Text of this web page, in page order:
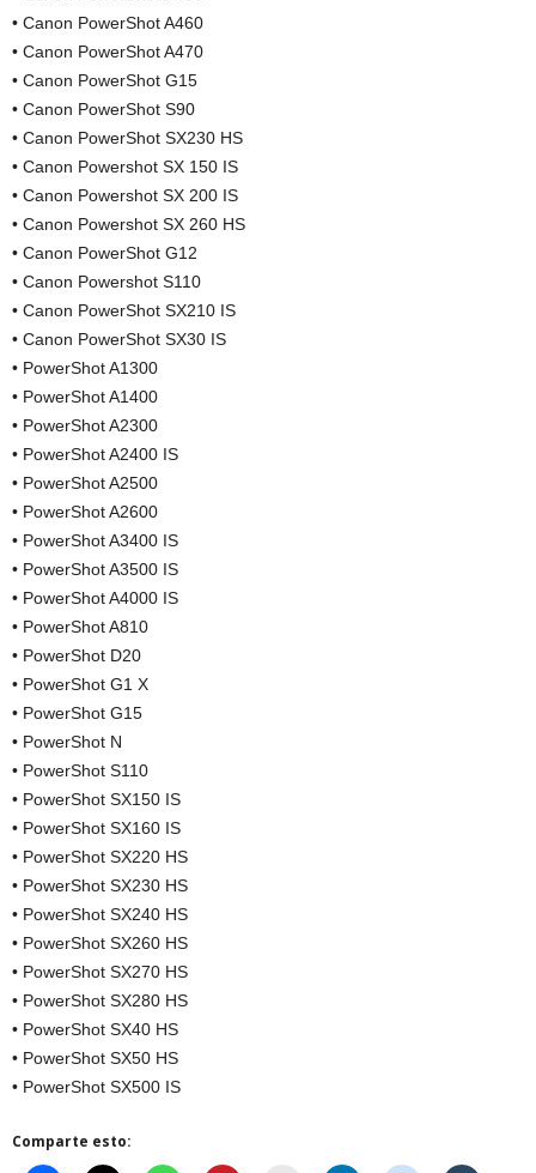
• Canon PowerShot A460
• Canon PowerShot A470
• Canon PowerShot G15
• Canon PowerShot S90
• Canon PowerShot SX230 HS
• Canon Powershot SX 150 IS
• Canon Powershot SX 200 IS
• Canon Powershot SX 260 HS
• Canon PowerShot G12
• Canon Powershot S110
• Canon PowerShot SX210 IS
• Canon PowerShot SX30 IS
• PowerShot A1300
• PowerShot A1400
• PowerShot A2300
• PowerShot A2400 IS
• PowerShot A2500
• PowerShot A2600
• PowerShot A3400 IS
• PowerShot A3500 IS
• PowerShot A4000 IS
• PowerShot A810
• PowerShot D20
• PowerShot G1 X
• PowerShot G15
• PowerShot N
• PowerShot S110
• PowerShot SX150 IS
• PowerShot SX160 IS
• PowerShot SX220 HS
• PowerShot SX230 HS
• PowerShot SX240 HS
• PowerShot SX260 HS
• PowerShot SX270 HS
• PowerShot SX280 HS
• PowerShot SX40 HS
• PowerShot SX50 HS
• PowerShot SX500 IS
Comparte esto: